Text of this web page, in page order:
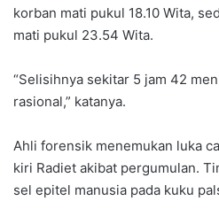
korban mati pukul 18.10 Wita,
mati pukul 23.54 Wita.
“Selisihnya sekitar 5 jam 42
rasional,” katanya.
Ahli forensik menemukan luka
kiri Radiet akibat pergumulan.
sel epitel manusia pada kuku